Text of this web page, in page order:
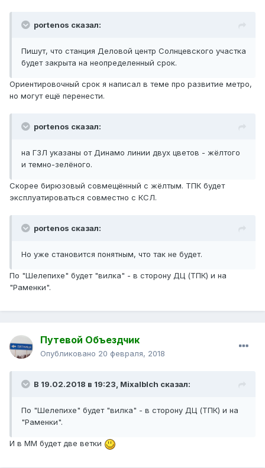
portenos сказал:
Пишут, что станция Деловой центр Солнцевского участка
будет закрыта на неопределенный срок.
Ориентировочный срок я написал в теме про развитие метро,
но могут ещё перенести.
portenos сказал:
на ГЗЛ указаны от Динамо линии двух цветов - жёлтого
и темно-зелёного.
Скорее бирюзовый совмещённый с жёлтым. ТПК будет
эксплуатироваться совместно с КСЛ.
portenos сказал:
Но уже становится понятным, что так не будет.
По "Шелепихе" будет "вилка" - в сторону ДЦ (ТПК) и на
"Раменки".
Путевой Объездчик
Опубликовано 20 февраля, 2018
В 19.02.2018 в 19:23, Mixalblch сказал:
По "Шелепихе" будет "вилка" - в сторону ДЦ (ТПК) и на
"Раменки".
И в ММ будет две ветки